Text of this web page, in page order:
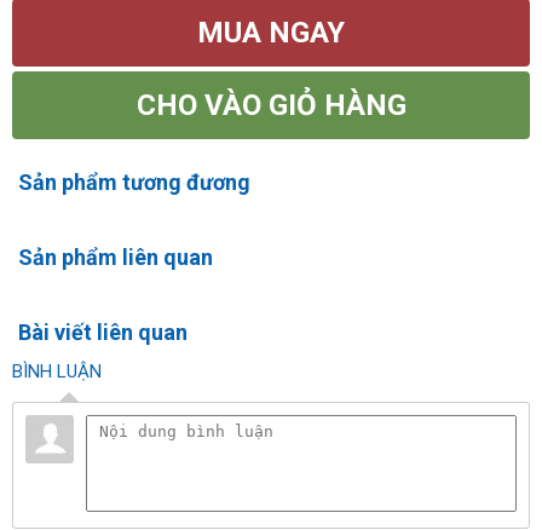
MUA NGAY
CHO VÀO GIỎ HÀNG
Sản phẩm tương đương
Sản phẩm liên quan
Bài viết liên quan
BÌNH LUẬN